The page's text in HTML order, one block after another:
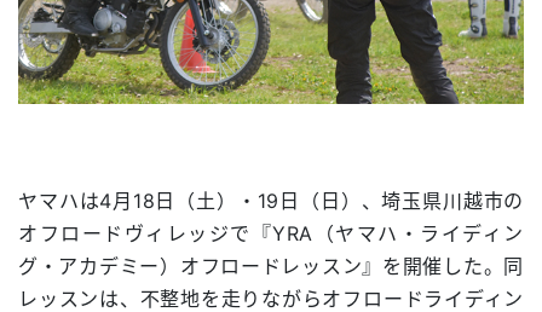
ヤマハは4月18日（土）・19日（日）、埼玉県川越市の
オフロードヴィレッジで『YRA（ヤマハ・ライディン
グ・アカデミー）オフロードレッスン』を開催した。同
レッスンは、不整地を走りながらオフロードライディン